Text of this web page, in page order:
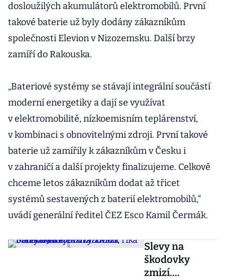
dosloužilých akumulátorů elektromobilů. První
takové baterie už byly dodány zákazníkům
společnosti Elevion v Nizozemsku. Další brzy
zamíří do Rakouska.
„Bateriové systémy se stávají integrální součástí
moderní energetiky a dají se využívat
v elektromobilitě, nízkoemisním teplárenství,
v kombinaci s obnovitelnými zdroji. První takové
baterie už zamířily k zákazníkům v Česku i
v zahraničí a další projekty finalizujeme. Celkově
chceme letos zákazníkům dodat až třicet
systémů sestavených z baterií elektromobilů,“
uvádí generální ředitel ČEZ Esco Kamil Čermák.
Slevy na
škodovky
zmizí.